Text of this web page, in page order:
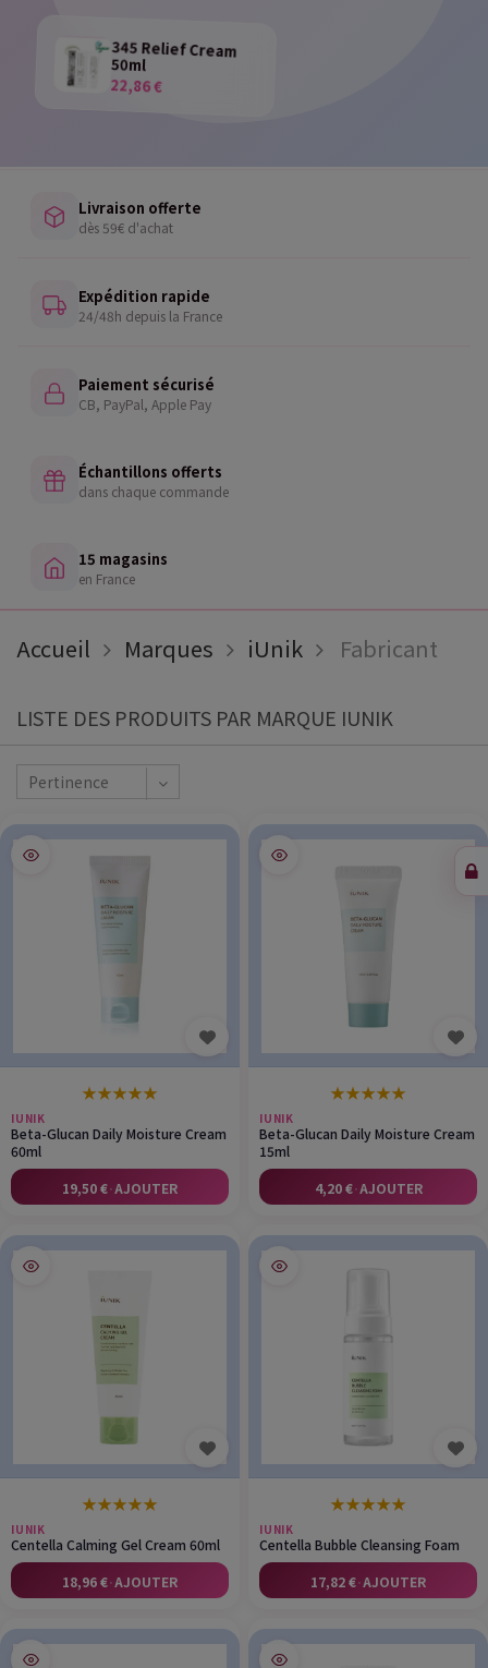
345 Relief Cream
50ml
22,86 €
Livraison offerte
dès 59€ d'achat
Expédition rapide
24/48h depuis la France
Paiement sécurisé
CB, PayPal, Apple Pay
Échantillons offerts
dans chaque commande
15 magasins
en France
Accueil Marques iUnik Fabricant
LISTE DES PRODUITS PAR MARQUE IUNIK
Pertinence
★★★★★
IUNIK
Beta-Glucan Daily Moisture Cream
60ml
19,50 €·AJOUTER
★★★★★
IUNIK
Beta-Glucan Daily Moisture Cream
15ml
4,20 €·AJOUTER
★★★★★
IUNIK
Centella Calming Gel Cream 60ml
18,96 €·AJOUTER
★★★★★
IUNIK
Centella Bubble Cleansing Foam
17,82 €·AJOUTER